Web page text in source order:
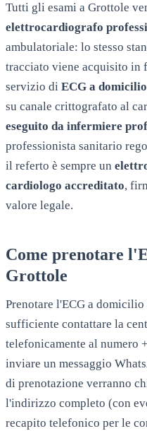
Tutti gli esami a Grottole
elettrocardiografo
ambulatoriale: lo stesso
tracciato viene acquisito in
servizio di ECG a
su canale crittografato al
eseguito da infermiere
professionista sanitario
il referto è sempre un
cardiologo accreditato,
valore legale.
Come prenotare
Grottole
Prenotare l'ECG a domicilio
sufficiente contattare la
telefonicamente al numero
inviare un messaggio
di prenotazione verranno
l'indirizzo completo (con
recapito telefonico per le